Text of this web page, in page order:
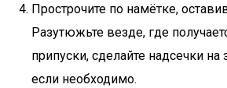
Прострочите по намётке,
Разутюжьте везде, где
припуски, сделайте надсечки на
если необходимо.